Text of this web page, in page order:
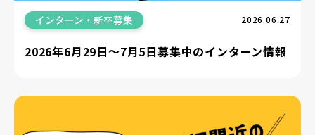
インターン・新卒募集 2026.06.27
2026年6月29日〜7月5日募集中のインターン情報